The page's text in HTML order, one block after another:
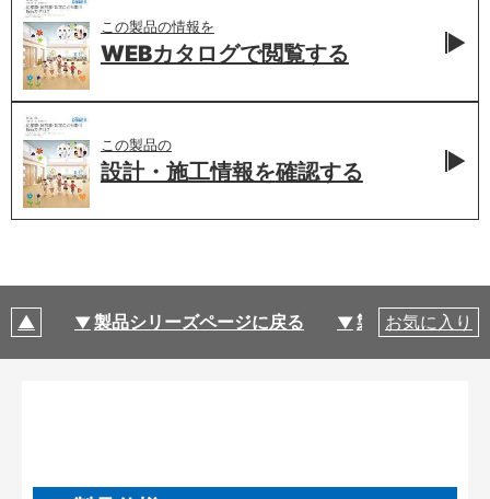
この製品の情報を
WEBカタログで閲覧する
この製品の
設計・施工情報を確認する
製品シリーズページに戻る 製品仕様
お気に入り